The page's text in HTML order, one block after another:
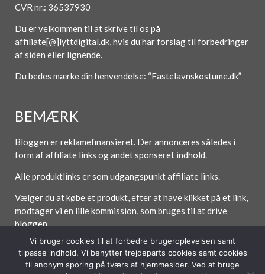
CVR nr.: 36537930
Du er velkommen til at skrive til os på
affiliate[@]lyttdigital.dk, hvis du har forslag til forbedringer
af siden eller lignende.
Du bedes mærke din henvendelse: “Fastelavnskostume.dk”
BEMÆRK
Bloggen er reklamefinansieret. Der annonceres således i
form af affiliate links og andet sponseret indhold.
Alle produktlinks er som udgangspunkt affiliate links.
Vælger du at købe et produkt, efter at have klikket på et link,
modtager vi en lille kommission, som bruges til at drive
bloggen.
Vi bruger cookies til at forbedre brugeroplevelsen samt
tilpasse indhold. Vi benytter trejdeparts cookies samt cookies
til anonym sporing på tværs af hjemmesider. Ved at bruge